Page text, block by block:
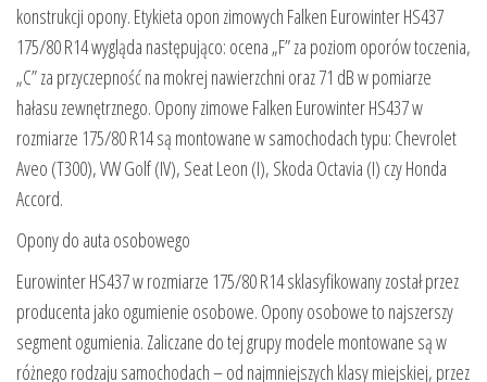
konstrukcji opony. Etykieta opon zimowych Falken Eurowinter HS437
175/80 R14 wygląda następująco: ocena „F” za poziom oporów toczenia,
„C” za przyczepność na mokrej nawierzchni oraz 71 dB w pomiarze
hałasu zewnętrznego. Opony zimowe Falken Eurowinter HS437 w
rozmiarze 175/80 R14 są montowane w samochodach typu: Chevrolet
Aveo (T300), VW Golf (IV), Seat Leon (I), Skoda Octavia (I) czy Honda
Accord.
Opony do auta osobowego
Eurowinter HS437 w rozmiarze 175/80 R14 sklasyfikowany został przez
producenta jako ogumienie osobowe. Opony osobowe to najszerszy
segment ogumienia. Zaliczane do tej grupy modele montowane są w
różnego rodzaju samochodach – od najmniejszych klasy miejskiej, przez